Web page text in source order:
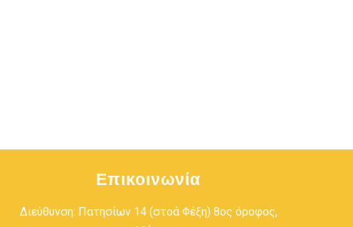
Επικοινωνία
Διεύθυνση: Πατησίων 14 (στοά Φέξη) 8ος όροφος,